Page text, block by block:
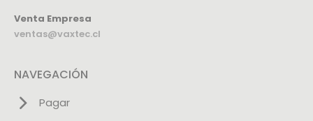
Venta Empresa
ventas@vaxtec.cl
NAVEGACIÓN
Pagar